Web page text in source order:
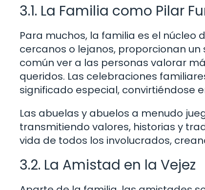
3.1. La Familia como Pilar
Para muchos, la familia es el núcleo
cercanos o lejanos, proporcionan un
común ver a las personas valorar
queridos. Las celebraciones
significado especial, convirtiéndose
Las abuelas y abuelos a menudo
transmitiendo valores, historias y
vida de todos los involucrados,
3.2. La Amistad en la Vejez